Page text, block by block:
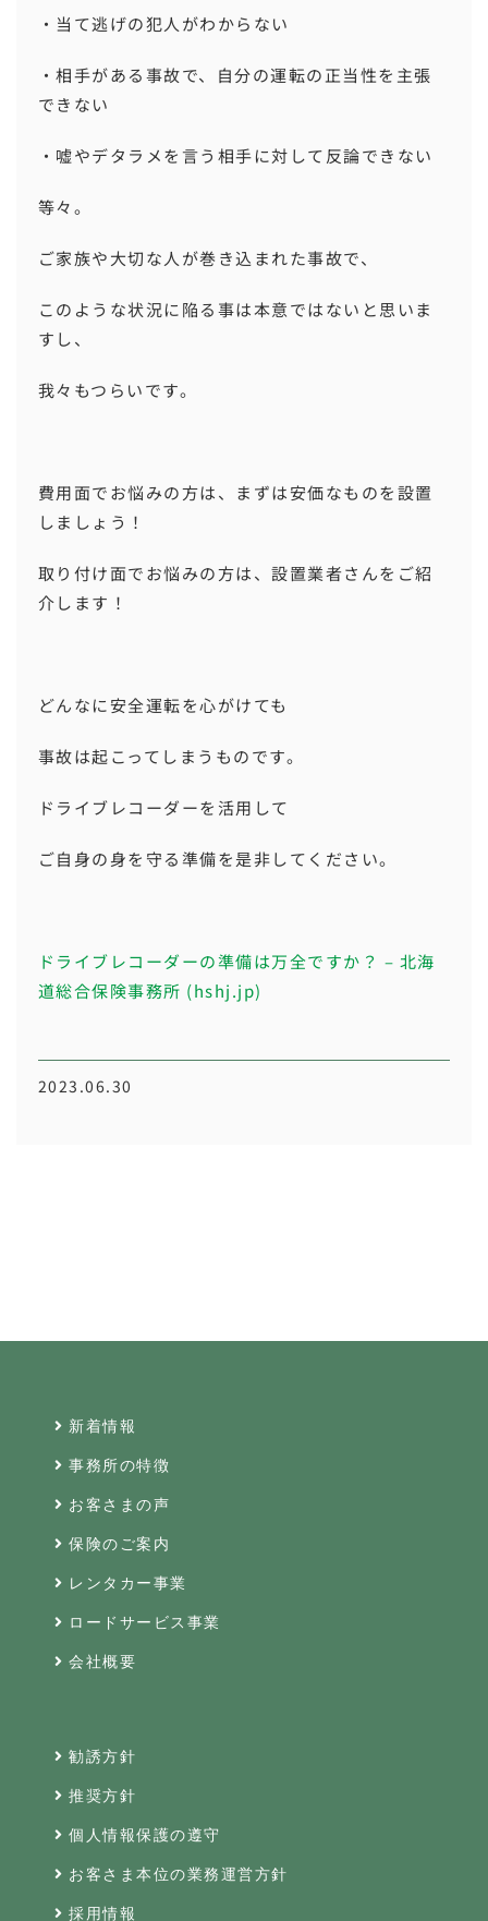
・当て逃げの犯人がわからない
・相手がある事故で、自分の運転の正当性を主張
できない
・嘘やデタラメを言う相手に対して反論できない
等々。
ご家族や大切な人が巻き込まれた事故で、
このような状況に陥る事は本意ではないと思いま
すし、
我々もつらいです。
費用面でお悩みの方は、まずは安価なものを設置
しましょう！
取り付け面でお悩みの方は、設置業者さんをご紹
介します！
どんなに安全運転を心がけても
事故は起こってしまうものです。
ドライブレコーダーを活用して
ご自身の身を守る準備を是非してください。
ドライブレコーダーの準備は万全ですか？ – 北海
道総合保険事務所 (hshj.jp)
2023.06.30
新着情報
事務所の特徴
お客さまの声
保険のご案内
レンタカー事業
ロードサービス事業
会社概要
勧誘方針
推奨方針
個人情報保護の遵守
お客さま本位の業務運営方針
採用情報